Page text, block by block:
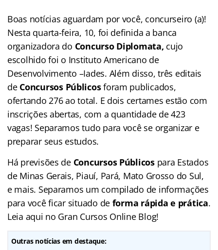
Boas notícias aguardam por você, concurseiro (a)!
Nesta quarta-feira, 10, foi definida a banca
organizadora do Concurso Diplomata, cujo
escolhido foi o Instituto Americano de
Desenvolvimento –Iades. Além disso, três editais
de Concursos Públicosforam publicados,
ofertando 276 ao total. E dois certames estão com
inscrições abertas, com a quantidade de 423
vagas! Separamos tudo para você se organizar e
preparar seus estudos.
Há previsões de Concursos Públicospara Estados
de Minas Gerais, Piauí, Pará, Mato Grosso do Sul,
e mais. Separamos um compilado de informações
para você ficar situado de forma rápida e prática.
Leia aqui no Gran Cursos Online Blog!
Outras notícias em destaque: